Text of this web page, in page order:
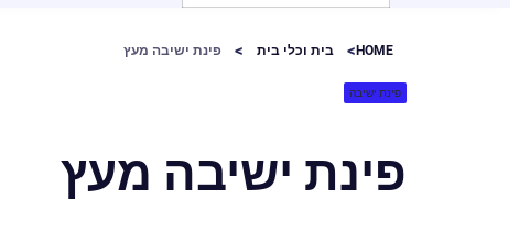
HOME בית וכלי בית פינת ישיבה מעץ
פינת ישיבה
פינת ישיבה מעץ